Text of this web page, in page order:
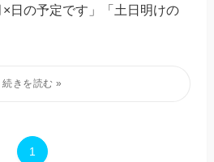
日の予定です」「土日明けの
1